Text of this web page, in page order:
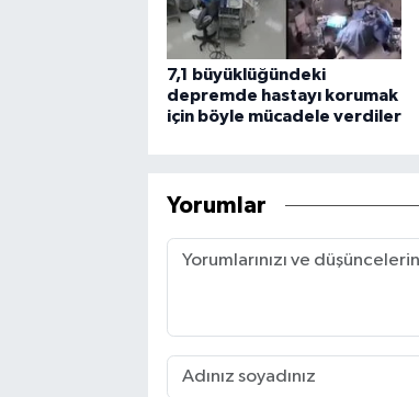
7,1 büyüklüğündeki
depremde hastayı korumak
için böyle mücadele verdiler
Yorumlar